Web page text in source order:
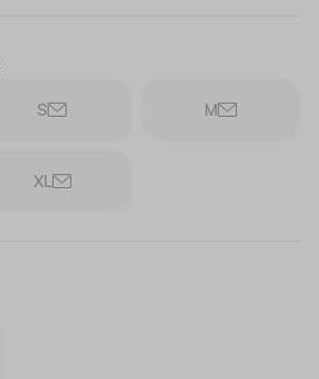
S M
XL